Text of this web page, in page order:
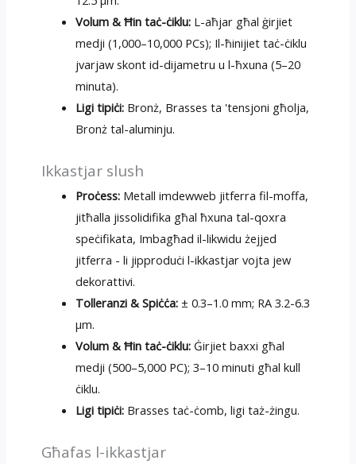
Volum & Ħin taċ-ċiklu: L-aħjar għal ġirjiet
medji (1,000–10,000 PCs); Il-ħinijiet taċ-ċiklu
jvarjaw skont id-dijametru u l-ħxuna (5–20
minuta).
Ligi tipiċi: Bronż, Brasses ta 'tensjoni għolja,
Bronż tal-aluminju.
Ikkastjar slush
Proċess: Metall imdewweb jitferra fil-moffa,
jitħalla jissolidifika għal ħxuna tal-qoxra
speċifikata, Imbagħad il-likwidu żejjed
jitferra - li jipproduċi l-ikkastjar vojta jew
dekorattivi.
Tolleranzi & Spiċċa: ± 0.3–1.0 mm; RA 3.2-6.3
µm.
Volum & Ħin taċ-ċiklu: Ġirjiet baxxi għal
medji (500–5,000 PC); 3–10 minuti għal kull
ċiklu.
Ligi tipiċi: Brasses taċ-ċomb, ligi taż-żingu.
Għafas l-ikkastjar